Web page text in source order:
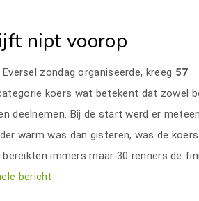
nipt voorop
zondag organiseerde, kreeg 57
koers wat betekent dat zowel
deelnemen. Bij de start werd er
warm was dan gisteren, was de
immers maar 30 renners de
bericht